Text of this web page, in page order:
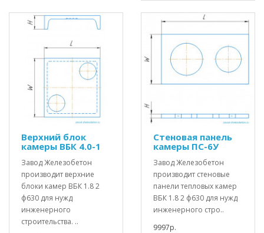
Верхний блок
камеры ВБК 4.0-1
Завод Железобетон
производит верхние
блоки камер ВБК 1.8 2
ф630 для нужд
инженерного
строительства. ..
Стеновая панель
камеры ПС-6У
Завод Железобетон
производит стеновые
панели тепловых камер
ВБК 1.8 2 ф630 для нужд
инженерного стро..
9997р.